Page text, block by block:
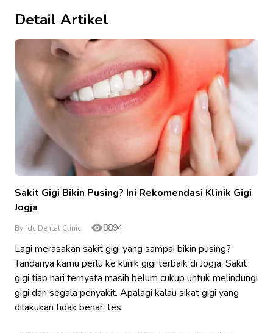
Detail Artikel
Sakit Gigi Bikin Pusing? Ini Rekomendasi Klinik Gigi
Jogja
By fdc Dental Clinic 8894
Lagi merasakan sakit gigi yang sampai bikin pusing?
Tandanya kamu perlu ke klinik gigi terbaik di Jogja. Sakit
gigi tiap hari ternyata masih belum cukup untuk melindungi
gigi dari segala penyakit. Apalagi kalau sikat gigi yang
dilakukan tidak benar. tes